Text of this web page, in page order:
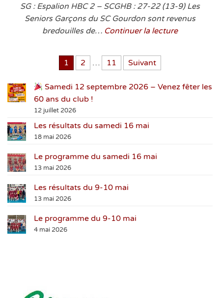
SG : Espalion HBC 2 – SCGHB : 27-22 (13-9) Les
Seniors Garçons du SC Gourdon sont revenus
bredouilles de… Continuer la lecture
Pagination des publications
1 2 … 11 Suivant
Samedi 12 septembre 2026 – Venez fêter les
60 ans du club !
12 juillet 2026
Les résultats du samedi 16 mai
18 mai 2026
Le programme du samedi 16 mai
13 mai 2026
Les résultats du 9-10 mai
13 mai 2026
Le programme du 9-10 mai
4 mai 2026